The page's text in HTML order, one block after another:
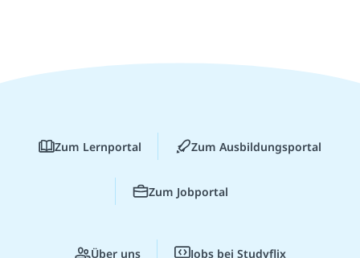
Zum Lernportal Zum Ausbildungsportal
Zum Jobportal
Über uns Jobs bei Studyflix